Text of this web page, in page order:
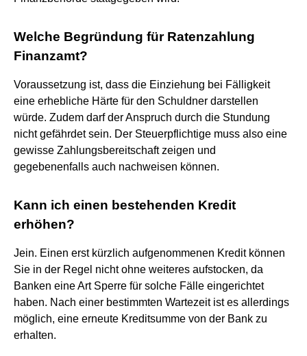
Welche Begründung für Ratenzahlung
Finanzamt?
Voraussetzung ist, dass die Einziehung bei Fälligkeit
eine erhebliche Härte für den Schuldner darstellen
würde. Zudem darf der Anspruch durch die Stundung
nicht gefährdet sein. Der Steuerpflichtige muss also eine
gewisse Zahlungsbereitschaft zeigen und
gegebenenfalls auch nachweisen können.
Kann ich einen bestehenden Kredit
erhöhen?
Jein. Einen erst kürzlich aufgenommenen Kredit können
Sie in der Regel nicht ohne weiteres aufstocken, da
Banken eine Art Sperre für solche Fälle eingerichtet
haben. Nach einer bestimmten Wartezeit ist es allerdings
möglich, eine erneute Kreditsumme von der Bank zu
erhalten.